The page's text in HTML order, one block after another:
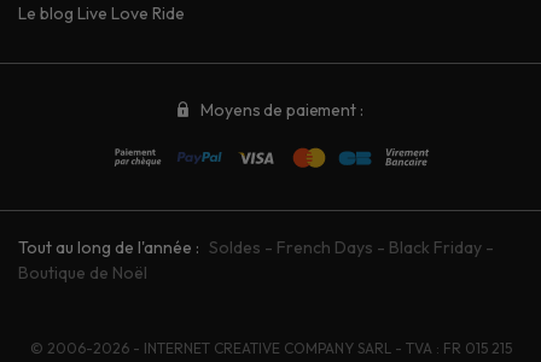
Le blog Live Love Ride
Moyens de paiement :
Tout au long de l'année : Soldes - French Days - Black Friday -
Boutique de Noël
© 2006-2026 - INTERNET CREATIVE COMPANY SARL - TVA : FR 015 215